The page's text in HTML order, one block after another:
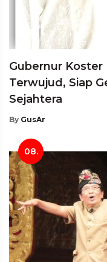
Gubernur Koster
Terwujud, Siap
Sejahtera
By GusAr
08.